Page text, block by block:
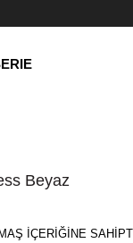
Beyaz
İÇERİĞİNE